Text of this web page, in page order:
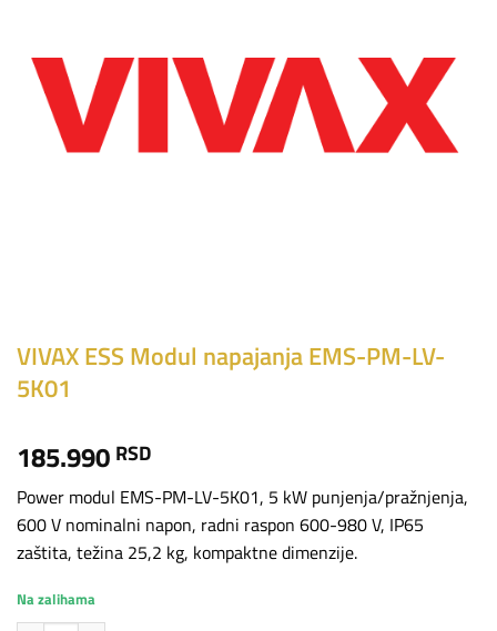
VIVAX ESS Modul napajanja EMS-PM-LV-
5K01
185.990 RSD
Power modul EMS-PM-LV-5K01, 5 kW punjenja/pražnjenja,
600 V nominalni napon, radni raspon 600-980 V, IP65
zaštita, težina 25,2 kg, kompaktne dimenzije.
Na zalihama